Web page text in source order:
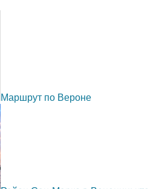
Маршрут по Вероне